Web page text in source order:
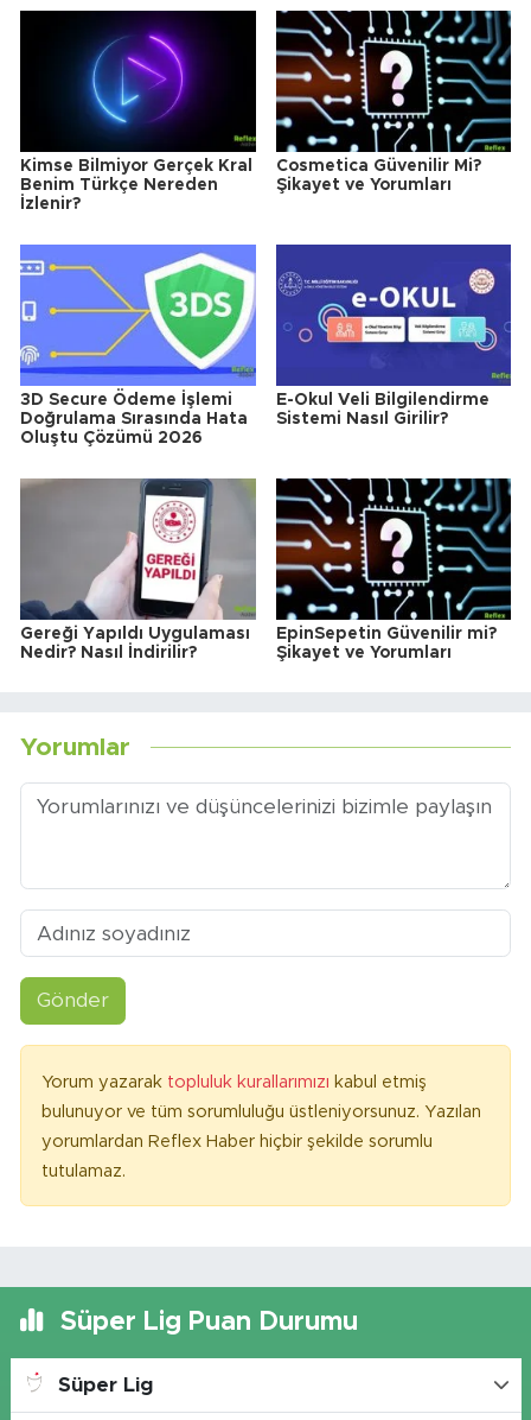
Kimse Bilmiyor Gerçek Kral
Benim Türkçe Nereden
İzlenir?
Cosmetica Güvenilir Mi?
Şikayet ve Yorumları
3D Secure Ödeme İşlemi
Doğrulama Sırasında Hata
Oluştu Çözümü 2026
E-Okul Veli Bilgilendirme
Sistemi Nasıl Girilir?
Gereği Yapıldı Uygulaması
Nedir? Nasıl İndirilir?
EpinSepetin Güvenilir mi?
Şikayet ve Yorumları
Yorumlar
Gönder
Yorum yazarak topluluk kurallarımızı kabul etmiş
bulunuyor ve tüm sorumluluğu üstleniyorsunuz. Yazılan
yorumlardan Reflex Haber hiçbir şekilde sorumlu
tutulamaz.
Süper Lig Puan Durumu
Süper Lig